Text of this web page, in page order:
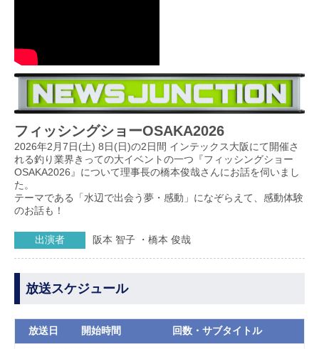
フィッシングショーOSAKA2026
2026年2月7日(土) 8日(日)の2日間 インテックス大阪にて開催さ
れる釣り業界きっての大イベントの一つ『フィッシングショー
OSAKA2026』について理事長の橋本俊哉さんにお話を伺いまし
た。
テーマである「水辺で出会う夢・感動」になぞらえて、感動体験
のお話も！
出演者 阪本 智子 ・橋本 俊哉
放送スケジュール
放送日 開始時間 回数・サブタイトル